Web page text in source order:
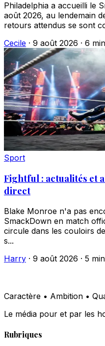
Philadelphia a accueilli le
août 2026, au lendemain
retours attendus se sont
Cecile · 9 août 2026 · 6 min
Sport
Fightful : actualités et
direct
Blake Monroe n'a pas
SmackDown en match
circule dans les couloirs
s...
Harry · 9 août 2026 · 5 min
Caractère • Ambition •
Le média pour et par les
Rubriques